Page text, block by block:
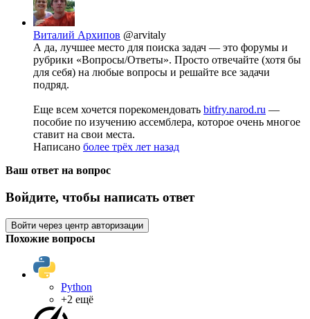
Виталий Архипов @arvitaly
А да, лучшее место для поиска задач — это форумы и
рубрики «Вопросы/Ответы». Просто отвечайте (хотя бы
для себя) на любые вопросы и решайте все задачи
подряд.
Еще всем хочется порекомендовать bitfry.narod.ru —
пособие по изучению ассемблера, которое очень многое
ставит на свои места.
Написано более трёх лет назад
Ваш ответ на вопрос
Войдите, чтобы написать ответ
Войти через центр авторизации
Похожие вопросы
Python
+2 ещё